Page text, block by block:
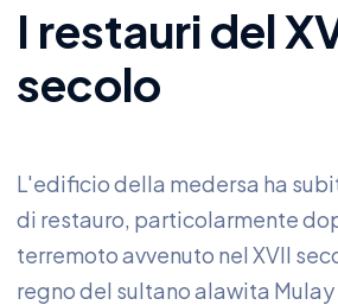
I restauri del
secolo
L'edificio della medersa ha
di restauro, particolarmente
terremoto avvenuto nel XVII
regno del sultano alawita Mulay